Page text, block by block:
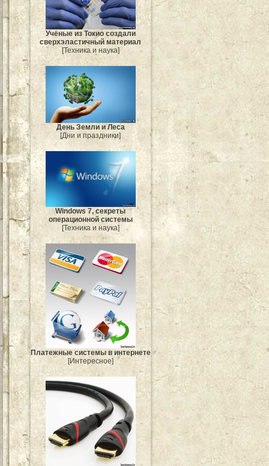
Учёные из Токио создали
сверхэластичный материал
[Техника и наука]
День Земли и Леса
[Дни и праздники]
Windows 7, секреты
операционной системы
[Техника и наука]
Платежные системы в интернете
[Интересное]